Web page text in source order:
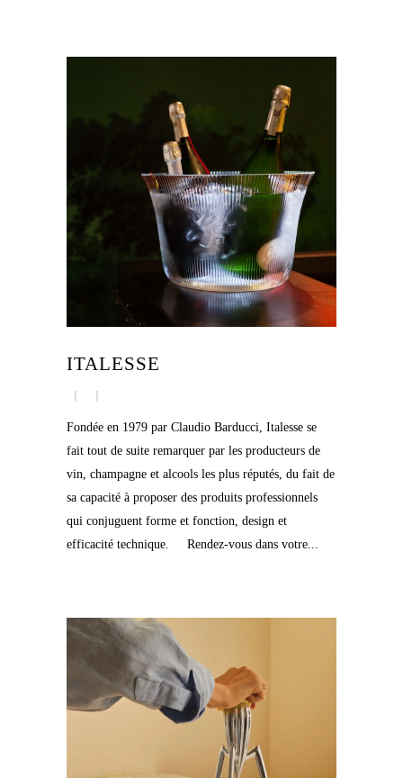
ITALESSE
Fondée en 1979 par Claudio Barducci, Italesse se
fait tout de suite remarquer par les producteurs de
vin, champagne et alcools les plus réputés, du fait de
sa capacité à proposer des produits professionnels
qui conjuguent forme et fonction, design et
efficacité technique. Rendez-vous dans votre...